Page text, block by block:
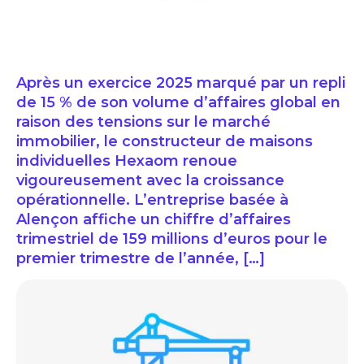
Après un exercice 2025 marqué par un repli
de 15 % de son volume d’affaires global en
raison des tensions sur le marché
immobilier, le constructeur de maisons
individuelles Hexaom renoue
vigoureusement avec la croissance
opérationnelle. L’entreprise basée à
Alençon affiche un chiffre d’affaires
trimestriel de 159 millions d’euros pour le
premier trimestre de l’année, […]